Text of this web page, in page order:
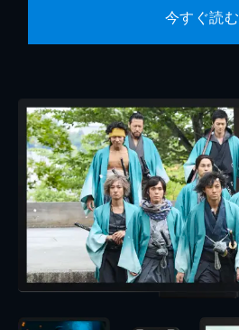
今すぐ読む